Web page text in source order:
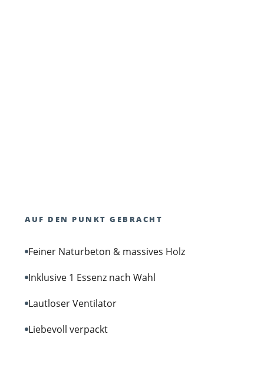
AUF DEN PUNKT GEBRACHT
Feiner Naturbeton & massives Holz
Inklusive 1 Essenz nach Wahl
Lautloser Ventilator
Liebevoll verpackt